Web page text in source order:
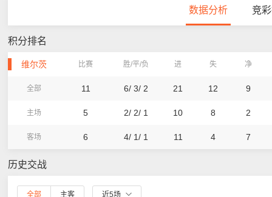
数据分析 竞
积分排名
维尔茨 比赛 胜/平/负 进 失 净
全部 11 6/ 3/ 2 21 12 9
主场 5 2/ 2/ 1 10 8 2
客场 6 4/ 1/ 1 11 4 7
历史交战
全部 主客 近5场